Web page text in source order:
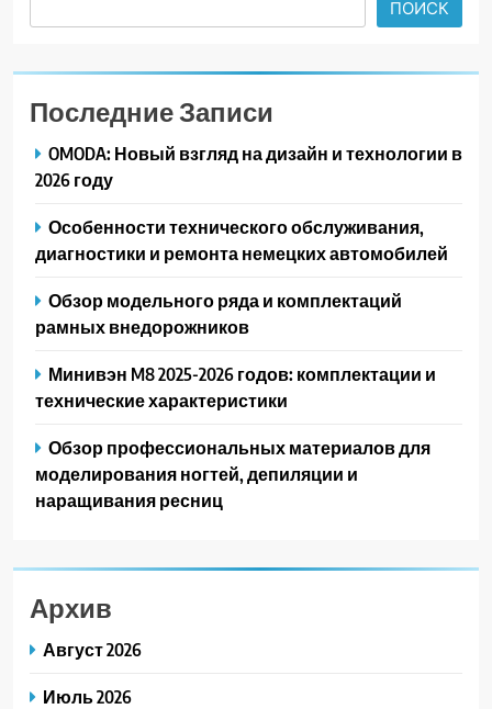
ПОИСК
Последние Записи
OMODA: Новый взгляд на дизайн и технологии в
2026 году
Особенности технического обслуживания,
диагностики и ремонта немецких автомобилей
Обзор модельного ряда и комплектаций
рамных внедорожников
Минивэн M8 2025-2026 годов: комплектации и
технические характеристики
Обзор профессиональных материалов для
моделирования ногтей, депиляции и
наращивания ресниц
Архив
Август 2026
Июль 2026